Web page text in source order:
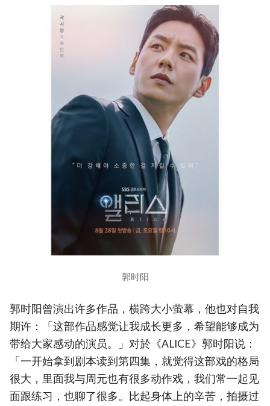
郭时阳
郭时阳曾演出许多作品，横跨大小萤幕，他也对自我
期许：「这部作品感觉让我成长更多，希望能够成为
带给大家感动的演员。」对於《ALICE》郭时阳说：
「一开始拿到剧本读到第四集，就觉得这部戏的格局
很大，里面我与周元也有很多动作戏，我们常一起见
面跟练习，也聊了很多。比起身体上的辛苦，拍摄过